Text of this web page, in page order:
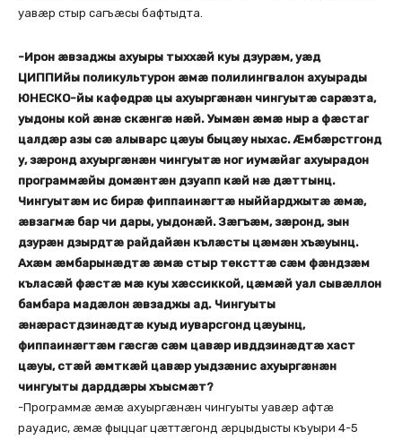
уавæр стыр сагъæсы бафтыдта.
-Ирон æвзаджы ахуыры тыххæй куы дзурæм, уæд
ЦИППИйы поликультурон æмæ полилингвалон ахуырады
ЮНЕСКО-йы кафедрæ цы ахуыргæнæн чингуытæ сарæзта,
уыдоны кой æнæ скæнгæ нæй. Уымæн æмæ ныр а фæстаг
цалдæр азы сæ алыварс цæуы быцæу ныхас. Æмбæрстгонд
у, зæронд ахуыргæнæн чингуытæ ног иумæйаг ахуырадон
программæйы домæнтæн дзуапп кæй нæ дæттынц.
Чингуытæм ис бирæ фиппаинæгтæ ныййарджытæ æмæ,
æвзагмæ бар чи дары, уыдонæй. Зæгъæм, зæронд, зын
дзурæн дзырдтæ райдайæн кълæсты цæмæн хъæуынц.
Ахæм æмбарынæдтæ æмæ стыр тексттæ сæм фæндзæм
къласæй фæстæ мæ куы хæссиккой, цæмæй уал сывæллон
бамбара мадæлон æвзаджы ад. Чингуыты
æнæрастдзинæдтæ куыд иуварсгонд цæуынц,
фиппаинæгтæм гæсгæ сæм цавæр ивддзинæдтæ хаст
цæуы, стæй æмткæй цавæр уыдзæнис ахуыргæнæн
чингуыты дарддæры хъысмæт?
-Программæ æмæ ахуыргæнæн чингуыты уавæр афтæ
рауадис, æмæ фыццаг цæттæгонд æрцыдысты къуыри 4-5